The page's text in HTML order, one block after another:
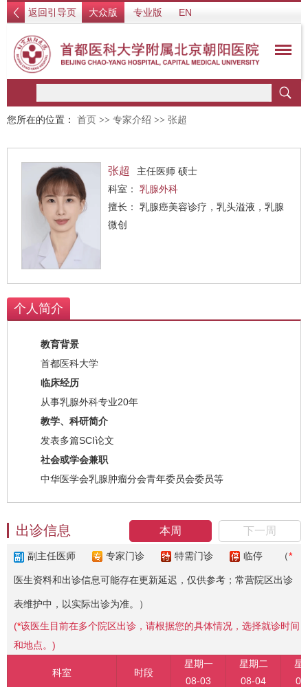
返回引导页 大众版 专业版 EN
您所在的位置： 首页 >> 专家介绍 >> 张超
张超
主任医师 硕士
科室： 乳腺外科
擅长： 乳腺癌美容诊疗，乳头溢液，乳腺
微创
个人简介
教育背景
首都医科大学
临床经历
从事乳腺外科专业20年
教学、科研简介
发表多篇SCI论文
社会或学会兼职
中华医学会乳腺肿瘤分会青年委员会委员等
本周 下一周
出诊信息
副主任医师 专家门诊 特需门诊 临停 （*
医生资料和出诊信息可能存在更新延迟，仅供参考；常营院区出诊
表维护中，以实际出诊为准。）
(*该医生目前在多个院区出诊，请根据您的具体情况，选择就诊时间
和地点。)
科室 时段
星期一
08-03
星期二
08-04
星